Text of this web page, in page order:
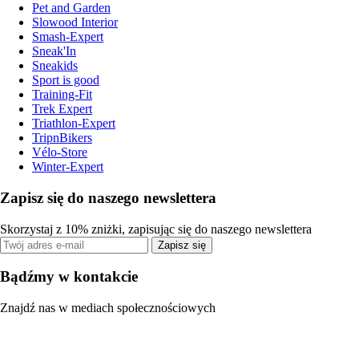
Pet and Garden
Slowood Interior
Smash-Expert
Sneak'In
Sneakids
Sport is good
Training-Fit
Trek Expert
Triathlon-Expert
TripnBikers
Vélo-Store
Winter-Expert
Zapisz się do naszego newslettera
Skorzystaj z 10% zniżki, zapisując się do naszego newslettera
Zapisz się
Bądźmy w kontakcie
Znajdź nas w mediach społecznościowych